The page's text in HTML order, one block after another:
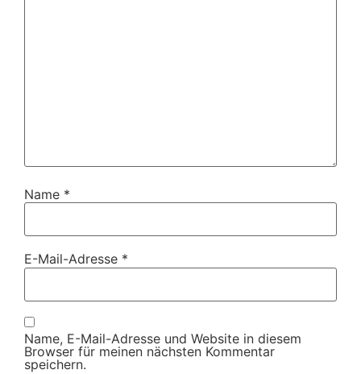
Name *
E-Mail-Adresse *
Name, E-Mail-Adresse und Website in diesem
Browser für meinen nächsten Kommentar
speichern.